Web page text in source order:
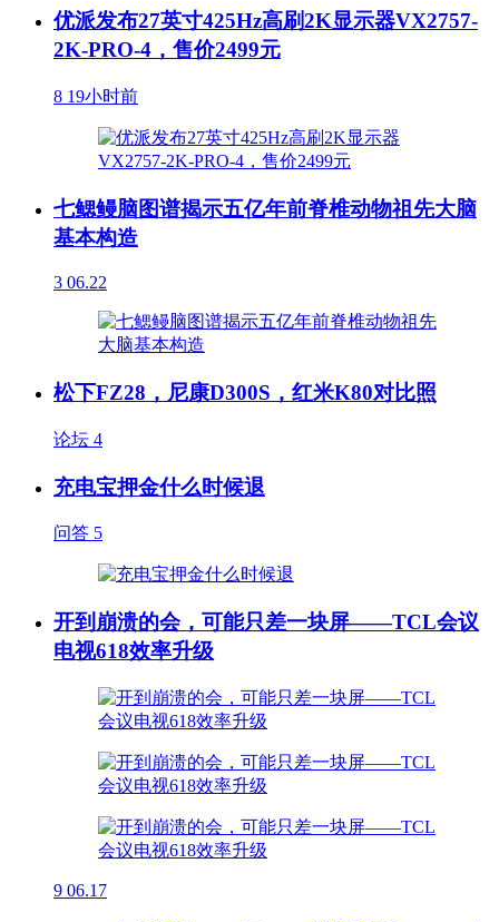
优派发布27英寸425Hz高刷2K显示器VX2757-
2K-PRO-4，售价2499元
8 19小时前
七鳃鳗脑图谱揭示五亿年前脊椎动物祖先大脑
基本构造
3 06.22
松下FZ28，尼康D300S，红米K80对比照
论坛 4
充电宝押金什么时候退
问答 5
开到崩溃的会，可能只差一块屏——TCL会议
电视618效率升级
9 06.17